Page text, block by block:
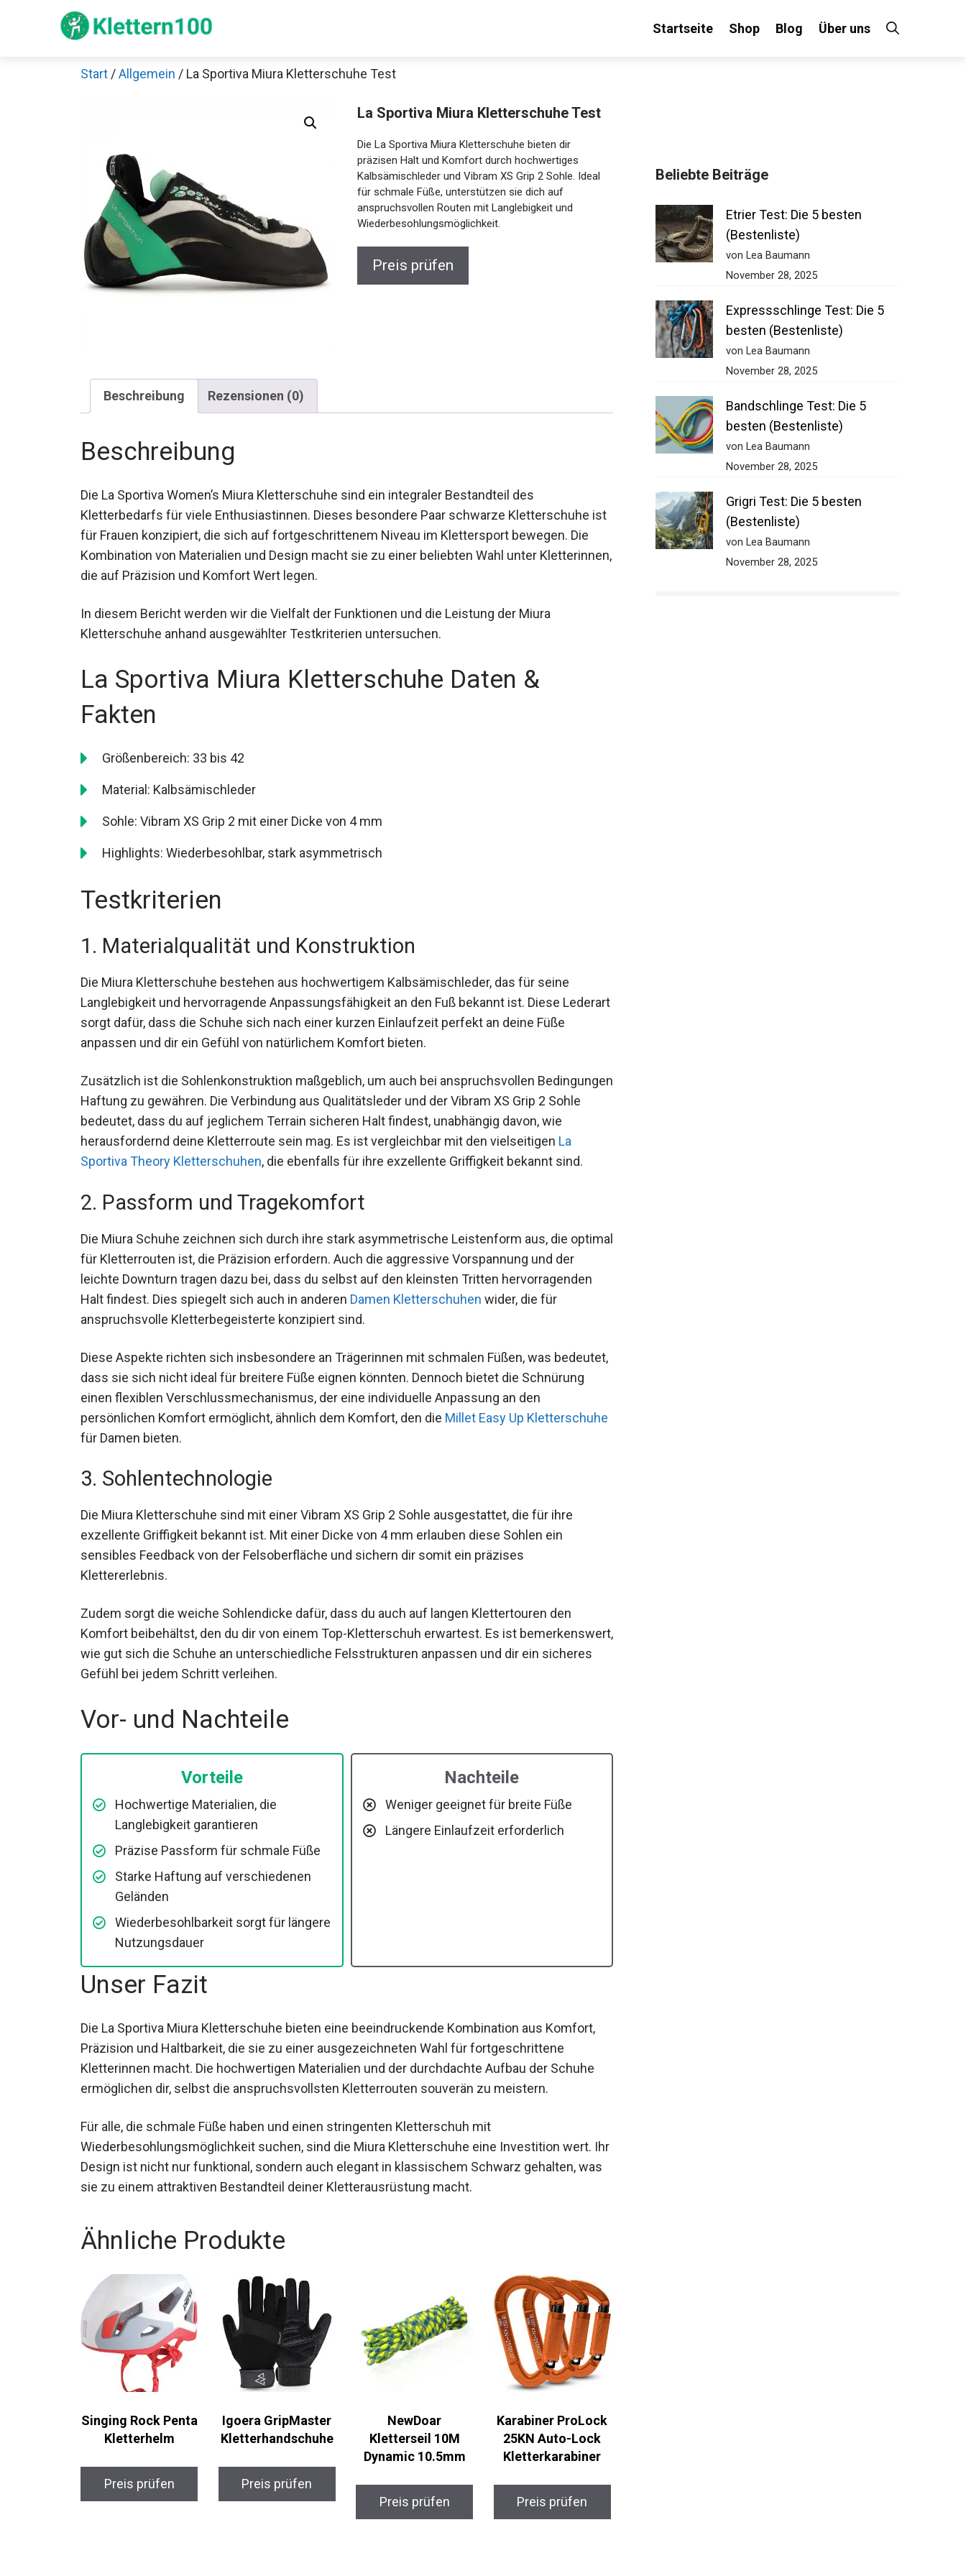
Startseite Shop Blog Über uns
Start /Allgemein / La Sportiva Miura Kletterschuhe Test
La Sportiva Miura Kletterschuhe Test
Die La Sportiva Miura Kletterschuhe bieten dir
präzisen Halt und Komfort durch hochwertiges
Kalbsämischleder und Vibram XS Grip 2 Sohle. Ideal
für schmale Füße, unterstützen sie dich auf
anspruchsvollen Routen mit Langlebigkeit und
Wiederbesohlungsmöglichkeit.
Preis prüfen
Beschreibung Rezensionen (0)
Beschreibung
Die La Sportiva Women’s Miura Kletterschuhe sind ein integraler Bestandteil des
Kletterbedarfs für viele Enthusiastinnen. Dieses besondere Paar schwarze Kletterschuhe
ist für Frauen konzipiert, die sich auf fortgeschrittenem Niveau im Klettersport bewegen.
Die Kombination von Materialien und Design macht sie zu einer beliebten Wahl unter
Kletterinnen, die auf Präzision und Komfort Wert legen.
In diesem Bericht werden wir die Vielfalt der Funktionen und die Leistung der Miura
Kletterschuhe anhand ausgewählter Testkriterien untersuchen.
La Sportiva Miura Kletterschuhe Daten &
Fakten
Größenbereich: 33 bis 42
Material: Kalbsämischleder
Sohle: Vibram XS Grip 2 mit einer Dicke von 4 mm
Highlights: Wiederbesohlbar, stark asymmetrisch
Testkriterien
1. Materialqualität und Konstruktion
Die Miura Kletterschuhe bestehen aus hochwertigem Kalbsämischleder, das für seine
Langlebigkeit und hervorragende Anpassungsfähigkeit an den Fuß bekannt ist. Diese
Lederart sorgt dafür, dass die Schuhe sich nach einer kurzen Einlaufzeit perfekt an deine
Füße anpassen und dir ein Gefühl von natürlichem Komfort bieten.
Zusätzlich ist die Sohlenkonstruktion maßgeblich, um auch bei anspruchsvollen
Bedingungen Haftung zu gewähren. Die Verbindung aus Qualitätsleder und der Vibram XS
Grip 2 Sohle bedeutet, dass du auf jeglichem Terrain sicheren Halt findest, unabhängig
davon, wie herausfordernd deine Kletterroute sein mag. Es ist vergleichbar mit den
vielseitigenLa Sportiva Theory Kletterschuhen, die ebenfalls für ihre exzellente Griffigkeit
2. Passform und Tragekomfort
Die Miura Schuhe zeichnen sich durch ihre stark asymmetrische Leistenform aus, die
optimal für Kletterrouten ist, die Präzision erfordern. Auch die aggressive Vorspannung und
der leichte Downturn tragen dazu bei, dass du selbst auf den kleinsten Tritten
hervorragenden Halt findest. Dies spiegelt sich auch in anderen
Diese Aspekte richten sich insbesondere an Trägerinnen mit schmalen Füßen, was
bedeutet, dass sie sich nicht ideal für breitere Füße eignen könnten. Dennoch bietet die
Schnürung einen flexiblen Verschlussmechanismus, der eine individuelle Anpassung an
den persönlichen Komfort ermöglicht, ähnlich dem Komfort, den die
3. Sohlentechnologie
Die Miura Kletterschuhe sind mit einer Vibram XS Grip 2 Sohle ausgestattet, die für ihre
exzellente Griffigkeit bekannt ist. Mit einer Dicke von 4 mm erlauben diese Sohlen ein
sensibles Feedback von der Felsoberfläche und sichern dir somit ein präzises
Zudem sorgt die weiche Sohlendicke dafür, dass du auch auf langen Klettertouren den
Komfort beibehältst, den du dir von einem Top-Kletterschuh erwartest. Es ist
bemerkenswert, wie gut sich die Schuhe an unterschiedliche Felsstrukturen anpassen und
Vor- und Nachteile
Vorteile
Hochwertige Materialien, die
Langlebigkeit garantieren
Präzise Passform für schmale Füße
Starke Haftung auf verschiedenen
Geländen
Wiederbesohlbarkeit sorgt für längere
Nachteile
Weniger geeignet für breite Füße
Unser Fazit
Die La Sportiva Miura Kletterschuhe bieten eine beeindruckende Kombination aus Komfort,
Präzision und Haltbarkeit, die sie zu einer ausgezeichneten Wahl für fortgeschrittene
Kletterinnen macht. Die hochwertigen Materialien und der durchdachte Aufbau der Schuhe
Für alle, die schmale Füße haben und einen stringenten Kletterschuh mit
Wiederbesohlungsmöglichkeit suchen, sind die Miura Kletterschuhe eine Investition wert.
Ihr Design ist nicht nur funktional, sondern auch elegant in klassischem Schwarz gehalten,
Ähnliche Produkte
Singing Rock
Preis prüfen
Igoera GripMaster
Preis prüfen
NewDoar
Kletterseil 10M
Preis prüfen
Karabiner ProLock
25KN Auto-Lock
Preis prüfen
Beliebte Beiträge
Etrier Test: Die 5 besten
(Bestenliste)
von Lea Baumann
November 28, 2025
Expressschlinge Test: Die 5
besten (Bestenliste)
von Lea Baumann
November 28, 2025
Bandschlinge Test: Die 5
besten (Bestenliste)
von Lea Baumann
November 28, 2025
Grigri Test: Die 5 besten
(Bestenliste)
von Lea Baumann
November 28, 2025
Decathlon Sale
Schaue dir jetzt die meistverkauften Produkte im Sale bei Decathlon an!
Jetzt anschauen